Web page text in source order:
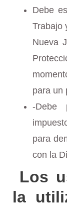
Debe
Trabajo
Nueva
para un
-Debe
para
con la
Los
la